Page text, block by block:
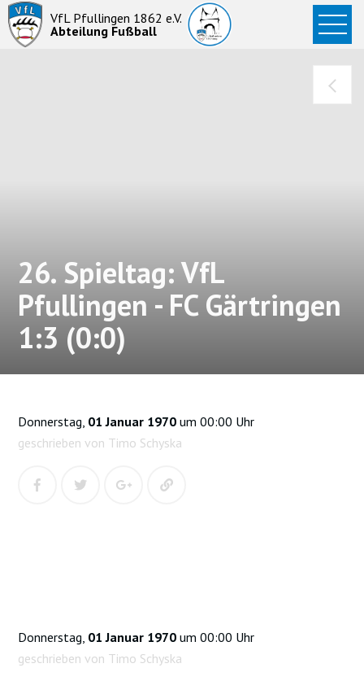
VfL Pfullingen 1862 e.V.
Abteilung Fußball
Startseite
News
26. Spieltag: VfL
Pfullingen - FC Gärtringen
1:3 (0:0)
Donnerstag, 01 Januar 1970 um 00:00 Uhr
geschrieben von Timo Schyska
Donnerstag, 01 Januar 1970 um 00:00 Uhr
geschrieben von Timo Schyska